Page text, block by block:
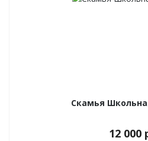
Скамья
12 000